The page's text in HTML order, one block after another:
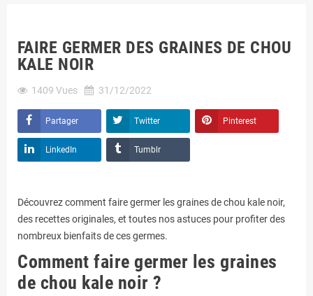
FAIRE GERMER DES GRAINES DE CHOU
KALE NOIR
1409 Vues 31/12/2022
Partager Twitter Pinterest
LinkedIn Tumblr
Découvrez comment faire germer les graines de chou kale noir,
des recettes originales, et toutes nos astuces pour profiter des
nombreux bienfaits de ces germes.
Comment faire germer les graines
de chou kale noir ?